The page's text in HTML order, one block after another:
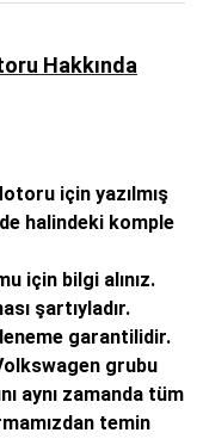
Hakkında
için yazılmış
halindeki komple
için bilgi alınız.
şartıyladır.
garantilidir.
grubu
aynı zamanda tüm
temin